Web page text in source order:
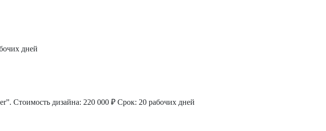
дней
Стоимость дизайна: 220 000 ₽ Срок: 20 рабочих дней